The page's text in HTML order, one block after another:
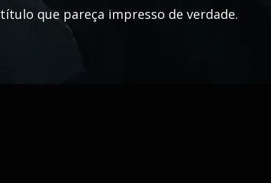
título que pareça impresso de verdade.